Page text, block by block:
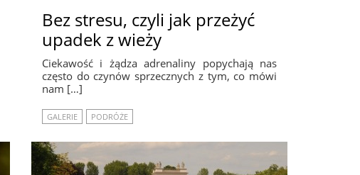
Bez stresu, czyli jak przeżyć
upadek z wieży
Ciekawość i żądza adrenaliny popychają nas
często do czynów sprzecznych z tym, co mówi
nam […]
GALERIE PODRÓŻE